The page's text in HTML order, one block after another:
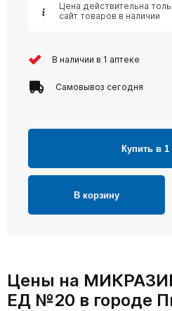
Цена действительна
сайт товаров в наличии
В наличии в 1 аптеке
Самовывоз сегодня
Купить в 1
В корзину
Цены на
ЕД №20 в городе